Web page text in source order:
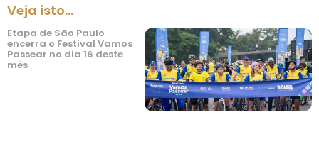
Veja isto...
Etapa de São Paulo
encerra o Festival Vamos
Passear no dia 16 deste
mês